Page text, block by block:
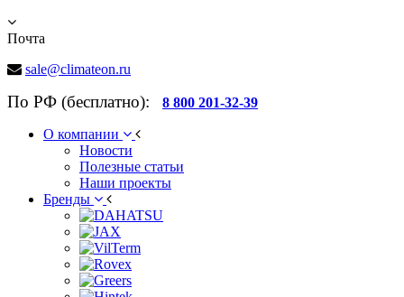
Почта
sale@climateon.ru
По РФ (бесплатно): 8 800 201-32-39
О компании
Новости
Полезные статьи
Наши проекты
Бренды